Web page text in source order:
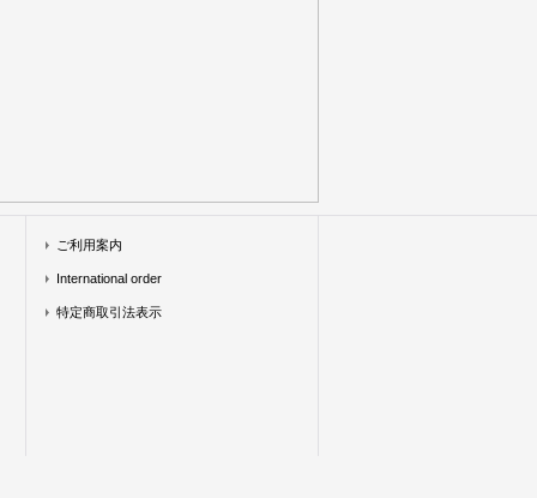
ご利用案内
International order
特定商取引法表示